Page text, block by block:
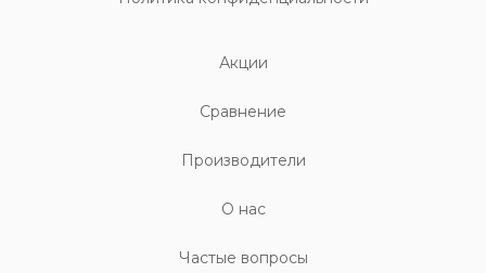
Акции
Cравнение
Производители
О нас
Частые вопросы